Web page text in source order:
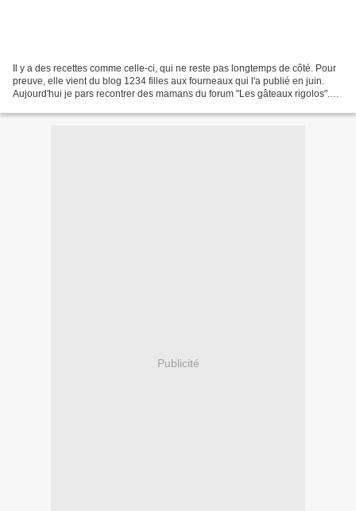
Il y a des recettes comme celle-ci, qui ne reste pas longtemps de côté. Pour
preuve, elle vient du blog 1234 filles aux fourneaux qui l'a publié en juin.
Aujourd'hui je pars recontrer des mamans du forum "Les gâteaux rigolos".
Publicité